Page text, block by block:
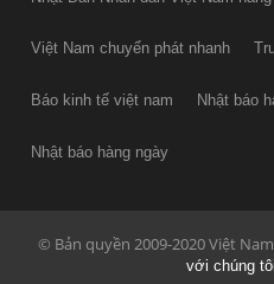
Việt Nam chuyển phát nhanh
Báo kinh tế việt nam Nhật báo
Nhật báo hàng ngày
© Bản quyền 2009-2020 Việt
với chúng tôi